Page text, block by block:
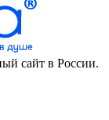
сайт в России.